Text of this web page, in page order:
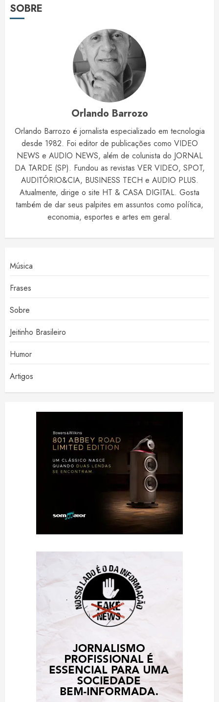
SOBRE
Orlando Barrozo
Orlando Barrozo é jornalista especializado em tecnologia
desde 1982. Foi editor de publicações como VIDEO
NEWS e AUDIO NEWS, além de colunista do JORNAL
DA TARDE (SP). Fundou as revistas VER VIDEO, SPOT,
AUDITÓRIO&CIA, BUSINESS TECH e AUDIO PLUS.
Atualmente, dirige o site HT & CASA DIGITAL. Gosta
também de dar seus palpites em assuntos como política,
economia, esportes e artes em geral.
Música
Frases
Sobre
Jeitinho Brasileiro
Humor
Artigos